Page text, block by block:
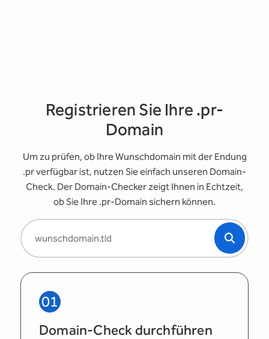
Registrieren Sie Ihre .pr-
Domain
Um zu prüfen, ob Ihre Wunschdomain mit der Endung
.pr verfügbar ist, nutzen Sie einfach unseren Domain-
Check. Der Domain-Checker zeigt Ihnen in Echtzeit,
ob Sie Ihre .pr-Domain sichern können.
01
Domain-Check durchführen